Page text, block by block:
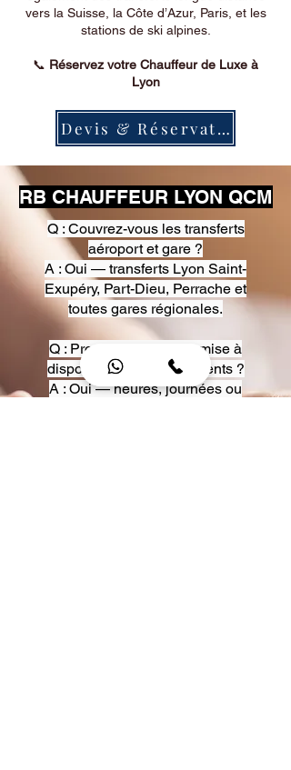
vers la Suisse, la Côte d’Azur, Paris, et les
stations de ski alpines.
📞 Réservez votre Chauffeur de Luxe à
Lyon
Devis & Réservation
RB CHAUFFEUR LYON QCM
Q : Couvrez-vous les transferts
aéroport et gare ?
A : Oui — transferts Lyon Saint-
Exupéry, Part-Dieu, Perrache et
toutes gares régionales.
Q : Proposez-vous une mise à
disposition pour événements ?
A : Oui — heures, journées ou